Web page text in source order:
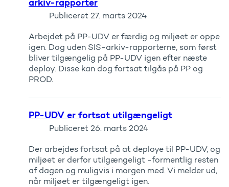
arkiv-rapporter
Publiceret 27. marts 2024
Arbejdet på PP-UDV er færdig og miljøet er oppe
igen. Dog uden SIS-arkiv-rapporterne, som først
bliver tilgængelig på PP-UDV igen efter næste
deploy. Disse kan dog fortsat tilgås på PP og
PROD.
PP-UDV er fortsat utilgængeligt
Publiceret 26. marts 2024
Der arbejdes fortsat på at deploye til PP-UDV, og
miljøet er derfor utilgængeligt -formentlig resten
af dagen og muligvis i morgen med. Vi melder ud,
når miljøet er tilgængeligt igen.